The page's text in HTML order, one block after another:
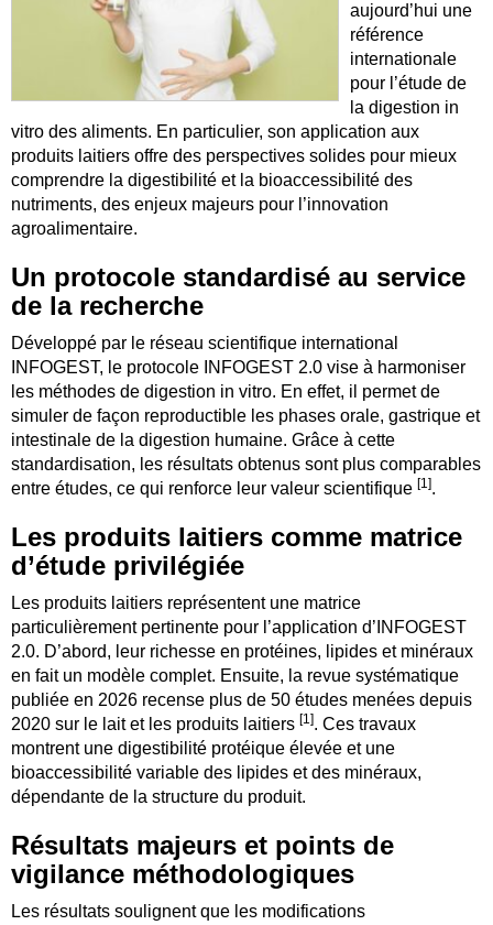
aujourd’hui une
référence
internationale
pour l’étude de
la digestion in
vitro des aliments. En particulier, son application aux
produits laitiers offre des perspectives solides pour mieux
comprendre la digestibilité et la bioaccessibilité des
nutriments, des enjeux majeurs pour l’innovation
agroalimentaire.
Un protocole standardisé au service
de la recherche
Développé par le réseau scientifique international
INFOGEST, le protocole INFOGEST 2.0 vise à harmoniser
les méthodes de digestion in vitro. En effet, il permet de
simuler de façon reproductible les phases orale, gastrique et
intestinale de la digestion humaine. Grâce à cette
standardisation, les résultats obtenus sont plus comparables
entre études, ce qui renforce leur valeur scientifique [1].
Les produits laitiers comme matrice
d’étude privilégiée
Les produits laitiers représentent une matrice
particulièrement pertinente pour l’application d’INFOGEST
2.0. D’abord, leur richesse en protéines, lipides et minéraux
en fait un modèle complet. Ensuite, la revue systématique
publiée en 2026 recense plus de 50 études menées depuis
2020 sur le lait et les produits laitiers [1]. Ces travaux
montrent une digestibilité protéique élevée et une
bioaccessibilité variable des lipides et des minéraux,
dépendante de la structure du produit.
Résultats majeurs et points de
vigilance méthodologiques
Les résultats soulignent que les modifications